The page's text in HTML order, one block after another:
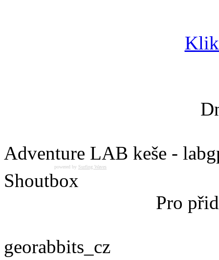
Adventure LAB keše -
powered by Surfing Waves
Shoutbox
Pro
georabbits_cz